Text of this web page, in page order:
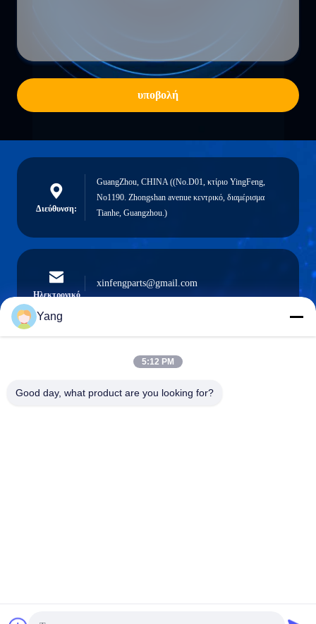
υποβολή
Διεύθυνση:
GuangZhou, CHINA ((No.D01, κτίριο YingFeng,
No1190. Zhongshan avenue κεντρικό, διαμέρισμα
Tianhe, Guangzhou.)
Ηλεκτρονικό
xinfengparts@gmail.com
0086-189-9844-3486
Yang
5:12 PM
Good day, what product are you looking for?